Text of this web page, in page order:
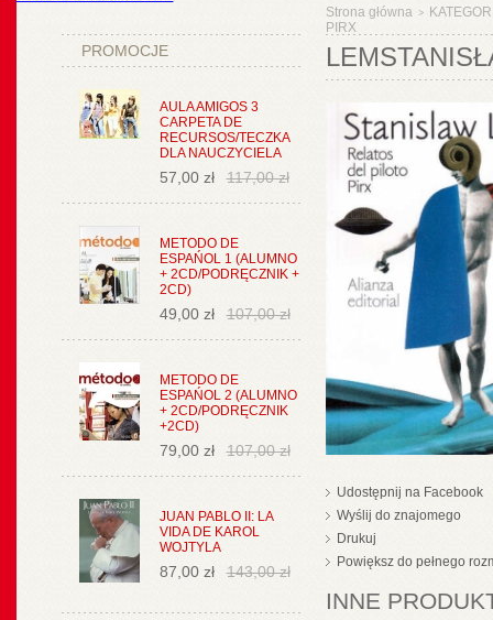
PROMOCJE
AULA AMIGOS 3
CARPETA DE
RECURSOS/TECZKA
DLA NAUCZYCIELA
57,00 zł 117,00 zł
METODO DE
ESPAŃOL 1 (ALUMNO
+ 2CD/PODRĘCZNIK +
2CD)
49,00 zł 107,00 zł
METODO DE
ESPAŃOL 2 (ALUMNO
+ 2CD/PODRĘCZNIK
+2CD)
79,00 zł 107,00 zł
JUAN PABLO II: LA
VIDA DE KAROL
WOJTYLA
87,00 zł 143,00 zł
Strona główna >
PIRX
Udostępnij na Facebook
Wyślij do znajomego
Drukuj
Powiększ do pełnego
INNE